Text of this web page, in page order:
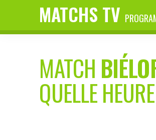
MATCHS TV
MATCH
QUELLE